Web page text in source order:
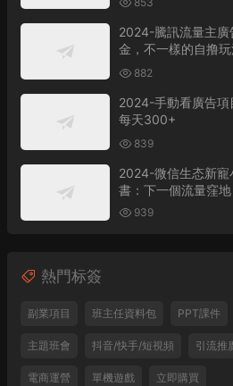
1000+
2024-騰訊流量主廣
金，不一樣的自撸玩
日賺500-1000+，無
要求
882
2024-手動看廣告項
每天300+
839
2024-微信生态新寵
書：下一個流量窪地
絲質量超高，日引
939
熱門标簽
副業項目 班主任資料包 PPT課件
主題班會 抖音/快手/短視頻 引流推
電商運營 單機遊戲 立即購買